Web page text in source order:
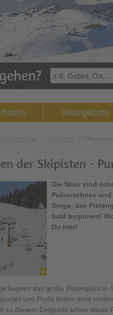
Skiangebote
der Skipisten -
Die Skier sind
Pulverschnee
Sorge, das
bald beginnen!
Du hier!
beginnt das große Pistenglück in
und Profis finden dank
zu diesem Zeitpunkt schon ideale